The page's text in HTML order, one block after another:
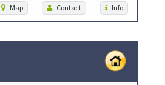
Map Contact Info